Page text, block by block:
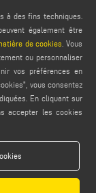
(MO) - ITALY -
à des fins techniques.
également être
de cookies . Vous
ou personnaliser
vos préférences en
vous consentez
En cliquant sur
accepter les cookies